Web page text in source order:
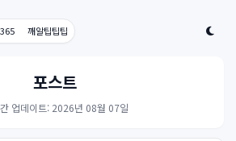
깨알팁팁팁
포스트
업데이트: 2026년 08월 07일